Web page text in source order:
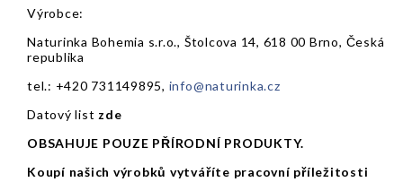
Výrobce:
Naturinka Bohemia s.r.o., Štolcova 14, 618 00 Brno, Česká
republika
tel.: +420 731149895, info@naturinka.cz
Datový list zde
OBSAHUJE POUZE PŘÍRODNÍ PRODUKTY.
Koupí našich výrobků vytváříte pracovní příležitosti